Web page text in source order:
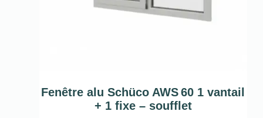
Fenêtre alu Schüco AWS 60 1 vantail
+ 1 fixe – soufflet